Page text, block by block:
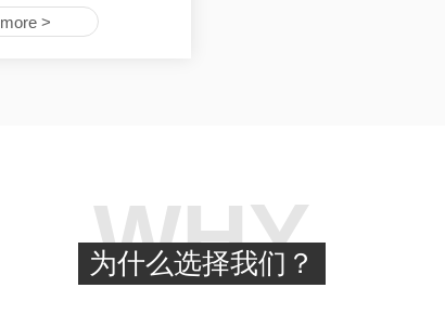
more >
WHY
为什么选择我们？